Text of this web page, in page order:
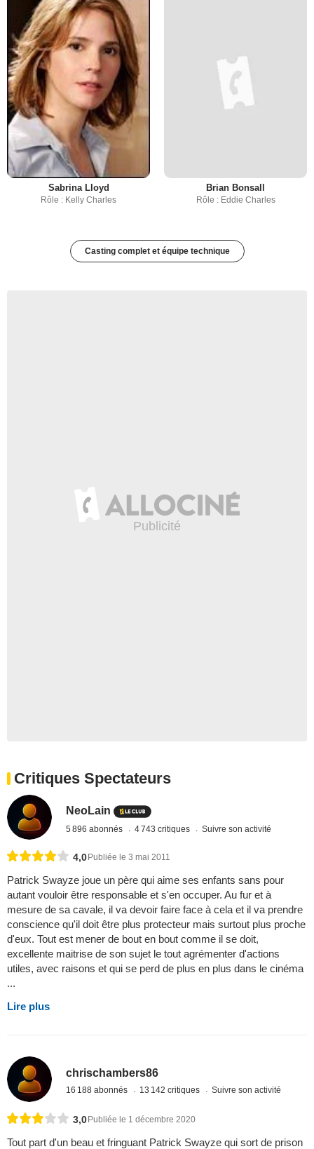
Sabrina Lloyd
Rôle : Kelly Charles
Brian Bonsall
Rôle : Eddie Charles
Casting complet et équipe technique
Critiques Spectateurs
NeoLain
5 896 abonnés 4 743 critiques Suivre son activité
4,0 Publiée le 3 mai 2011
Patrick Swayze joue un père qui aime ses enfants sans pour
autant vouloir être responsable et s'en occuper. Au fur et à
mesure de sa cavale, il va devoir faire face à cela et il va prendre
conscience qu'il doit être plus protecteur mais surtout plus proche
d'eux. Tout est mener de bout en bout comme il se doit,
excellente maitrise de son sujet le tout agrémenter d'actions
utiles, avec raisons et qui se perd de plus en plus dans le cinéma
...
Lire plus
chrischambers86
16 188 abonnés 13 142 critiques Suivre son activité
3,0Publiée le 1 décembre 2020
Tout part d'un beau et fringuant Patrick Swayze qui sort de prison